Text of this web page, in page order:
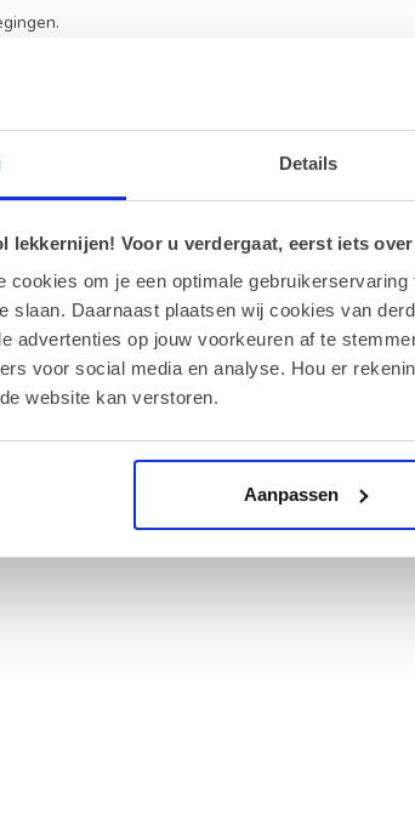
Details
lekkernijen! Voor u verdergaat, eerst iets
cookies om je een optimale
slaan. Daarnaast plaatsen wij cookies van
advertenties op jouw voorkeuren af te
voor social media en analyse. Hou er
website kan verstoren.
Aanpassen
box
Ale, Tripel, Amuse en Whisky Infused.
gebruik van kunstmatige smaak- of
om de kwaliteit van het bier optimaal te
18 jaar.
hop uit de regio Poperinge gebrouwen.